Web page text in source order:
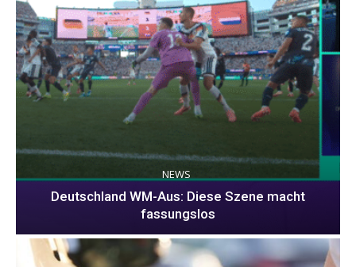
NEWS
Deutschland WM-Aus: Diese Szene macht
fassungslos